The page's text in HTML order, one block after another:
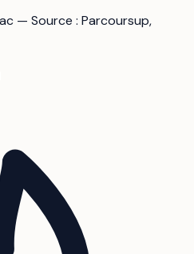
— Source : Parcoursup,